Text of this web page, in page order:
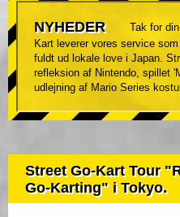
NYHEDER
Tak for
Kart leverer vores service
fuldt ud lokale love i Japan.
refleksion af Nintendo, spillet
udlejning af Mario Series
Street Go-Kart Tour
Go-Karting" i Tokyo.